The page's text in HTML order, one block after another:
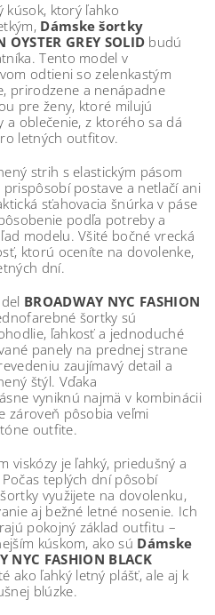
kúsok, ktorý ľahko
Dámske šortky
GREY SOLID budú
Tento model v
odtieni so zelenkastým
prirodzene a nenápadne
pre ženy, ktoré milujú
a oblečenie, z ktorého sa dá
letných outfitov.
strih s elastickým pásom
postave a netlačí ani
sťahovacia šnúrka v páse
podľa potreby a
modelu. Všité bočné vrecká
ktorú oceníte na dovolenke,
dní.
BROADWAY NYC FASHION
šortky sú
ľahkosť a jednoduché
panely na prednej strane
zaujímavý detail a
štýl. Vďaka
vyniknú najmä v kombinácii
zároveň pôsobia veľmi
outfite.
viskózy je ľahký, priedušný a
teplých dní pôsobí
využijete na dovolenku,
aj bežné letné nosenie. Ich
pokojný základ outfitu –
kúskom, ako sú Dámske
FASHION BLACK
ako ľahký letný plášť, ale aj k
blúzke.